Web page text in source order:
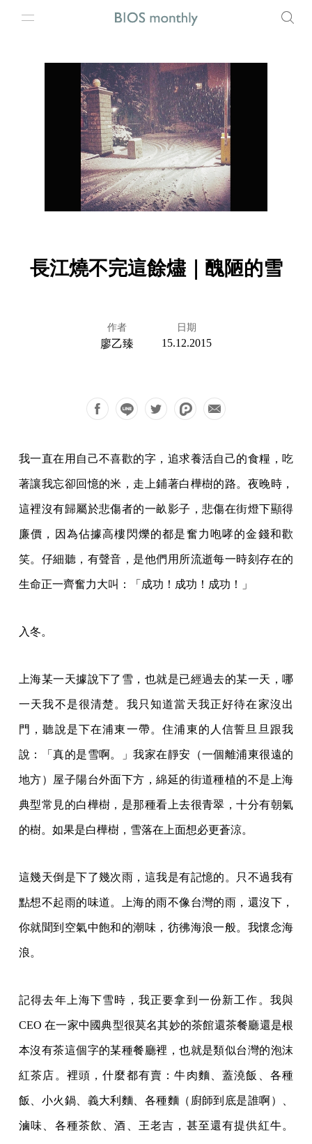
長江燒不完這餘燼｜醜陋的雪
作者
廖乙臻
日期
15.12.2015
我一直在用自己不喜歡的字，追求養活自己的食糧，吃
著讓我忘卻回憶的米，走上鋪著白樺樹的路。夜晚時，
這裡沒有歸屬於悲傷者的一畝影子，悲傷在街燈下顯得
廉價，因為佔據高樓閃爍的都是奮力咆哮的金錢和歡
笑。仔細聽，有聲音，是他們用所流逝每一時刻存在的
生命正一齊奮力大叫：「成功！成功！成功！」
入冬。
上海某一天據說下了雪，也就是已經過去的某一天，哪
一天我不是很清楚。我只知道當天我正好待在家沒出
門，聽說是下在浦東一帶。住浦東的人信誓旦旦跟我
說：「真的是雪啊。」我家在靜安（一個離浦東很遠的
地方）屋子陽台外面下方，綿延的街道種植的不是上海
典型常見的白樺樹，是那種看上去很青翠，十分有朝氣
的樹。如果是白樺樹，雪落在上面想必更蒼涼。
這幾天倒是下了幾次雨，這我是有記憶的。只不過我有
點想不起雨的味道。上海的雨不像台灣的雨，還沒下，
你就聞到空氣中飽和的潮味，彷彿海浪一般。我懷念海
浪。
記得去年上海下雪時，我正要拿到一份新工作。我與
CEO 在一家中國典型很莫名其妙的茶館還茶餐廳還是根
本沒有茶這個字的某種餐廳裡，也就是類似台灣的泡沫
紅茶店。裡頭，什麼都有賣：牛肉麵、蓋澆飯、各種
飯、小火鍋、義大利麵、各種麵（廚師到底是誰啊）、
滷味、各種茶飲、酒、王老吉，甚至還有提供紅牛。